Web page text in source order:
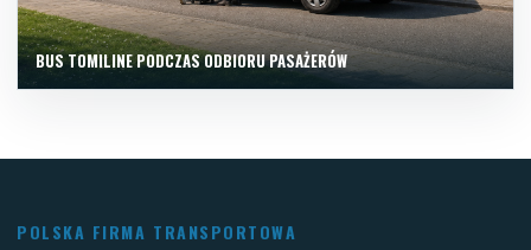
BUS TOMILINE PODCZAS ODBIORU PASAŻERÓW
POLSKA FIRMA TRANSPORTOWA